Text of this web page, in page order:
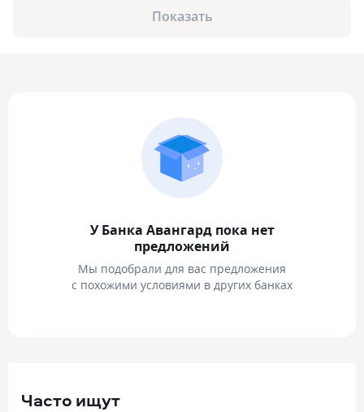
Показать
У Банка Авангард пока нет
предложений
Мы подобрали для вас предложения
с похожими условиями в других банках
Часто ищут